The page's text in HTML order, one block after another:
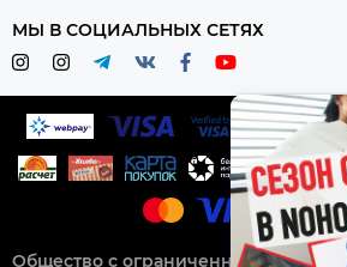
МЫ В СОЦИАЛЬНЫХ СЕТЯХ
Общество с ограниченной